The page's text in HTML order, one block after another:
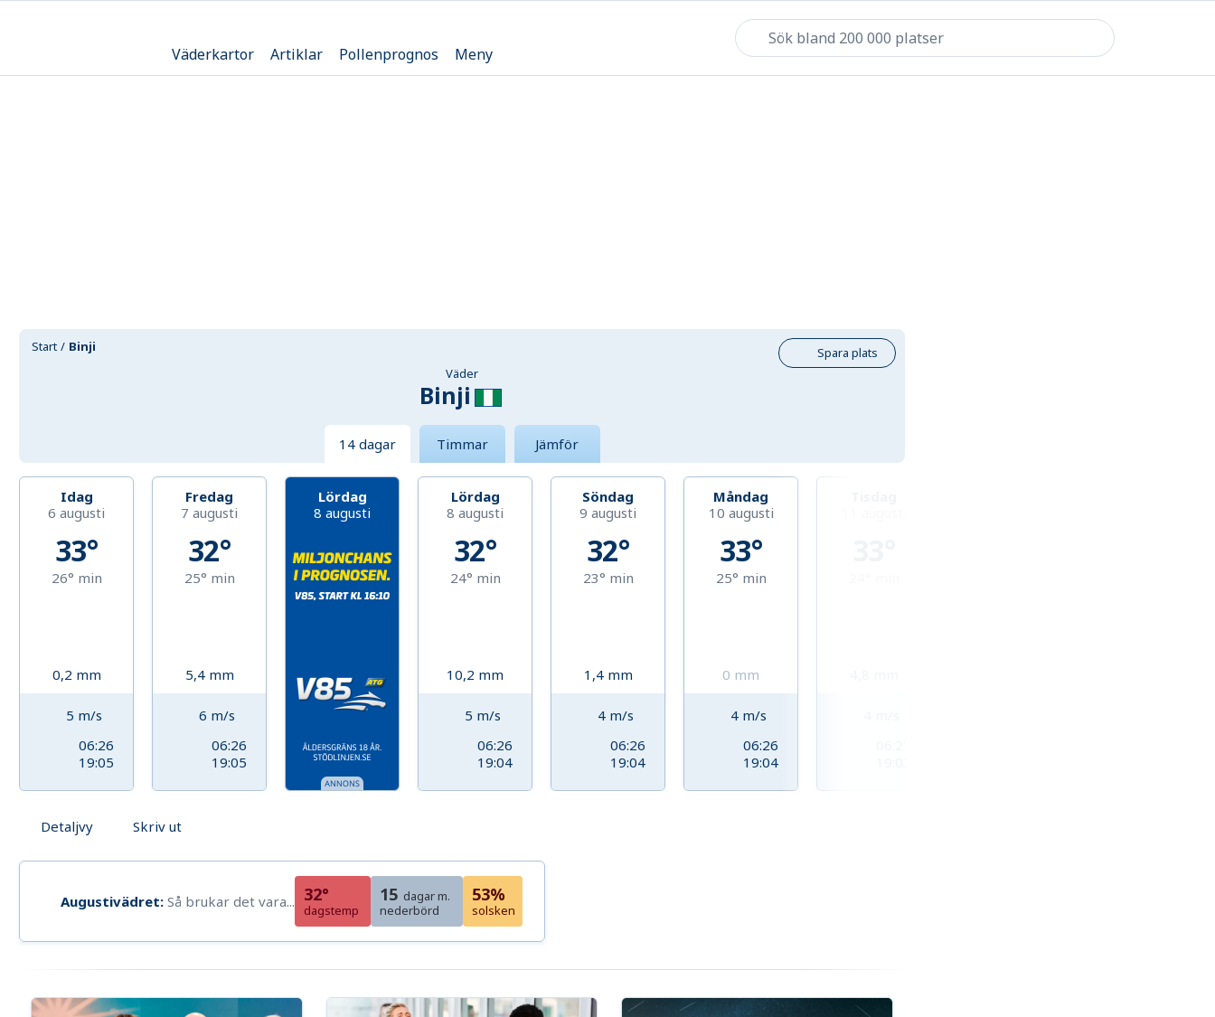
Väderkartor Artiklar Pollenprognos Meny
Start Binji
Spara plats
Väder
Binji
14 dagar Timmar Jämför
Idag
6 augusti
33°
26° min
0,2 mm
5 m/s
06:26
19:05
Fredag
7 augusti
32°
25° min
5,4 mm
6 m/s
06:26
19:05
Lördag
8 augusti
Lördag
8 augusti
32°
24° min
10,2 mm
5 m/s
06:26
19:04
Söndag
9 augusti
32°
23° min
1,4 mm
4 m/s
06:26
19:04
Måndag
10 augusti
33°
25° min
0 mm
4 m/s
06:26
19:04
Detaljvy Skriv ut
Augustivädret: Så brukar det vara... 32°
dagstemp
15 dagar m.
nederbörd
53%
solsken